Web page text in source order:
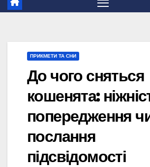
ПРИКМЕТИ ТА СНИ
До чого сняться
кошенята:
попередження
послання
підсвідомості